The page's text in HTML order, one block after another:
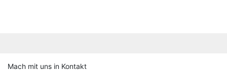
Mach mit uns in Kontakt